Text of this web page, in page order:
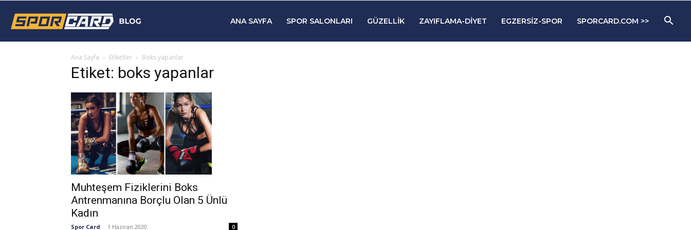
Blog
ANA SAYFA SPOR SALONLARI GÜZELLIK ZAYIFLAMA-DIYET EGZERSIZ-SPOR SPORCARD.COM >>
Ana Sayfa Etiketler Boks yapanlar
Etiket: boks yapanlar
Muhteşem Fiziklerini Boks
Antrenmanına Borçlu Olan 5 Ünlü
Kadın
Spor Card - 1 Haziran 2020 0